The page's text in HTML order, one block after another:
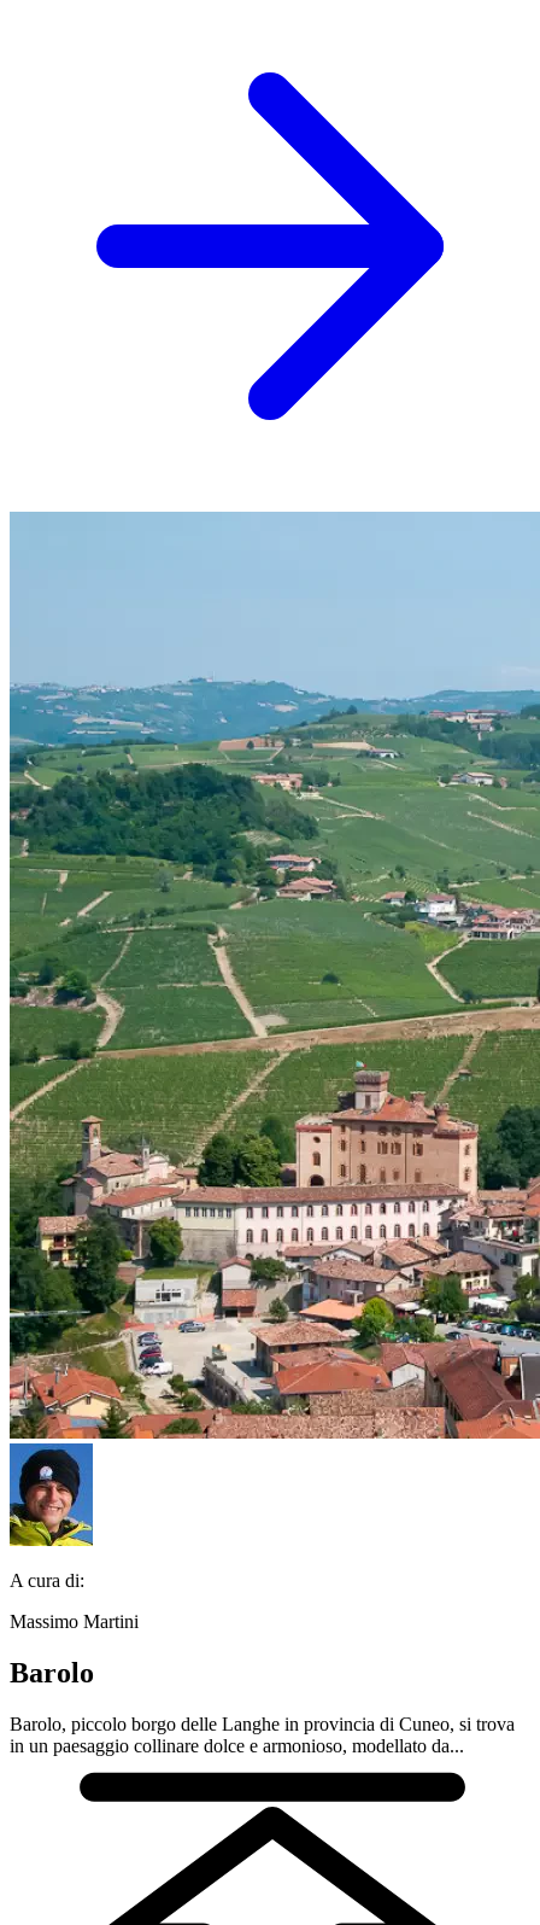
A cura di:
Massimo Martini
Barolo
Barolo, piccolo borgo delle Langhe in provincia di Cuneo, si trova
in un paesaggio collinare dolce e armonioso, modellato da...